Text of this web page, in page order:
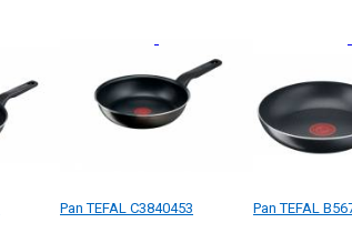
Pan TEFAL C3840453 Pan TEFAL